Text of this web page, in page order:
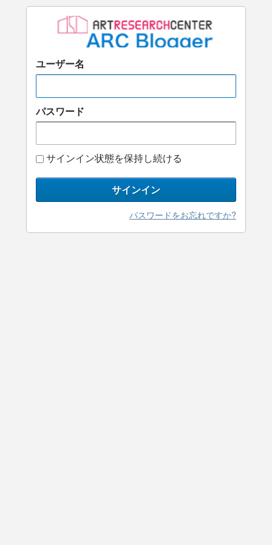
ユーザー名
パスワード
サインイン状態を保持し続ける
サインイン
パスワードをお忘れですか?